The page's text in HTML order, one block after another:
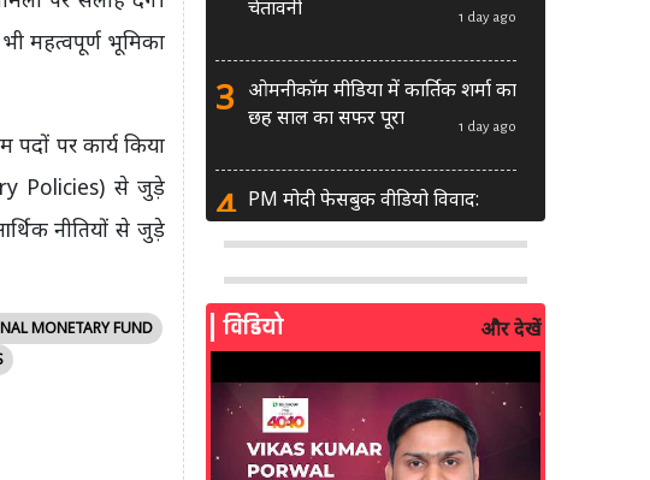
महत्वपूर्ण भूमिका
पर कार्य किया
Policies) से जुड़े
नीतियों से जुड़े
MONETARY FUND
चेतावनी
1 day ago
3 ओमनीकॉम मीडिया में कार्तिक शर्मा का
छह साल का सफर पूरा
1 day ago
4 PM मोदी फेसबुक वीडियो विवाद:
MeitY से मिलेगी मेटा की ग्लोबल टीम
5 AI से बने फर्जी पोस्ट पर LinkedIn
की सख्ती: लॉन्च किए नए मॉडरेशन
6
सरकार दे रही बड़ा मौका: शॉर्ट वीडियो
बनाने वाले क्रिएटर्स जीत सकते हैं ₹5
विडियो और देखें